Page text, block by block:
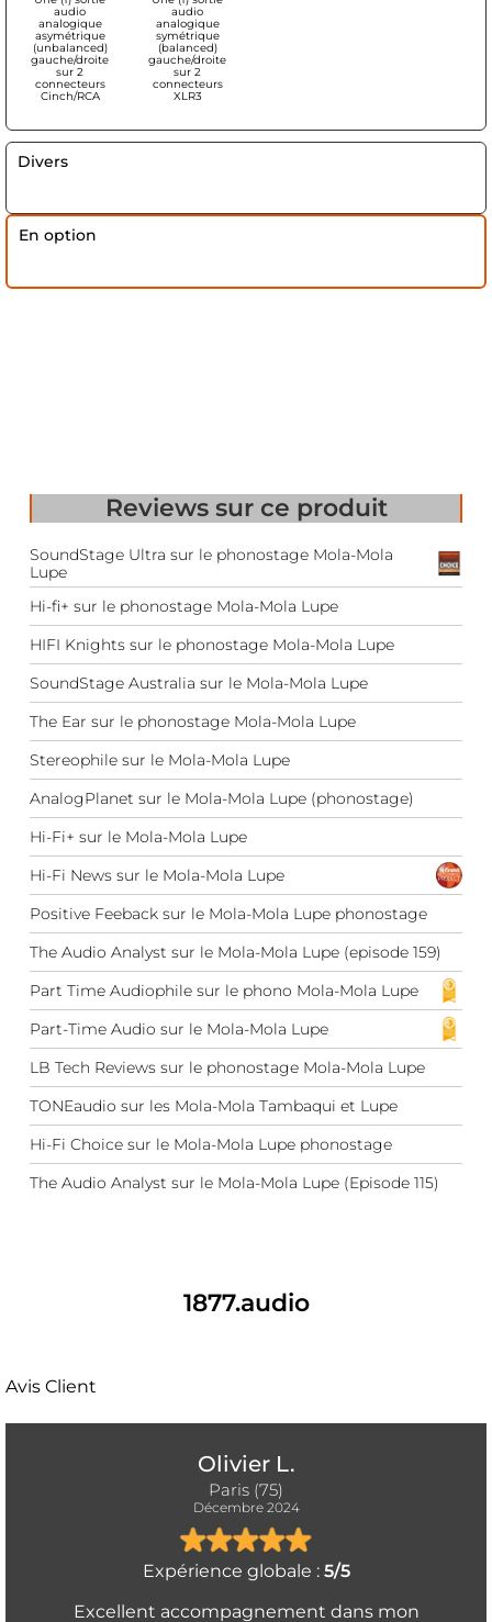
audio
analogique
asymétrique
(unbalanced)
gauche/droite
sur 2
connecteurs
Cinch/RCA
audio
analogique
symétrique
(balanced)
gauche/droite
sur 2
connecteurs
XLR3
Divers
En option
Reviewssur ce produit
SoundStage Ultra sur le phonostage Mola-Mola
Lupe
Hi-fi+ sur le phonostage Mola-Mola Lupe
HIFI Knights sur le phonostage Mola-Mola Lupe
SoundStage Australia sur le Mola-Mola Lupe
The Ear sur le phonostage Mola-Mola Lupe
Stereophile sur le Mola-Mola Lupe
AnalogPlanet sur le Mola-Mola Lupe (phonostage)
Hi-Fi+ sur le Mola-Mola Lupe
Hi-Fi News sur le Mola-Mola Lupe
Positive Feeback sur le Mola-Mola Lupe phonostage
The Audio Analyst sur le Mola-Mola Lupe (episode 159)
Part Time Audiophile sur le phono Mola-Mola Lupe
Part-Time Audio sur le Mola-Mola Lupe
LB Tech Reviews sur le phonostage Mola-Mola Lupe
TONEaudio sur les Mola-Mola Tambaqui et Lupe
Hi-Fi Choice sur le Mola-Mola Lupe phonostage
The Audio Analyst sur le Mola-Mola Lupe (Episode 115)
1877.audio
Avis Client
Olivier L.
Paris (75)
Décembre 2024
Expérience globale : 5/5
Excellent accompagnement dans mon